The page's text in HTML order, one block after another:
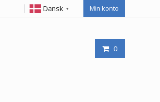
Dansk ▼ Min konto
0